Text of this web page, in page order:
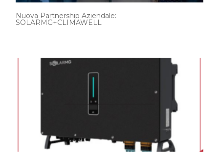
Nuova Partnership Aziendale:
SOLARMG+CLIMAWELL